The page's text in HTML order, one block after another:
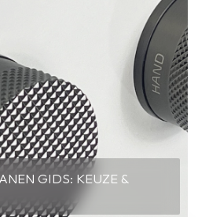
GIDS: KEUZE &